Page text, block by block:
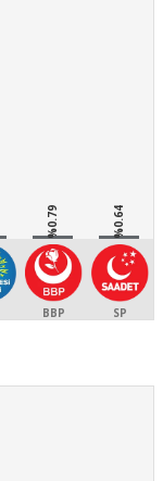
%0.79
BBP
%0.64
SP